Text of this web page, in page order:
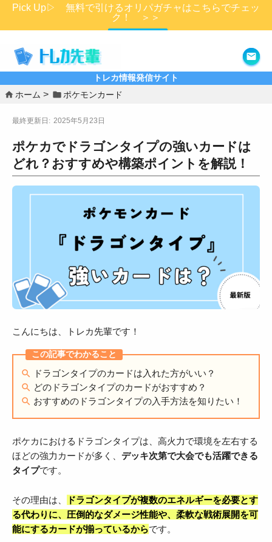
Pick Up▷ 無料で引けるオリパガチャはこちらでチェッ
ク！ ＞＞
トレカ情報発信サイト
ホーム ポケモンカード
2025年5月23日
ポケカでドラゴンタイプの強いカードは
どれ？おすすめや構築ポイントを解説！
こんにちは、トレカ先輩です！
ドラゴンタイプのカードは入れた方がいい？
どのドラゴンタイプのカードがおすすめ？
おすすめのドラゴンタイプの入手方法を知りたい！
ポケカにおけるドラゴンタイプは、高火力で環境を左右する
ほどの強力カードが多く、 デッキ次第で大会でも活躍できる
タイプです。
その理由は、
ドラゴンタイプが複数のエネルギーを必要とす
る代わりに、圧倒的なダメージ性能や、柔軟な戦術展開を可
能にするカードが揃っているからです。